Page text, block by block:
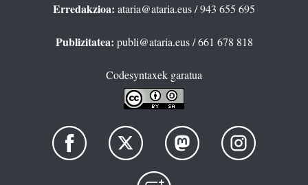
Erredakzioa: ataria@ataria.eus/ 943 655 695
Publizitatea: publi@ataria.eus/ 661 678 818
Codesyntaxek garatua